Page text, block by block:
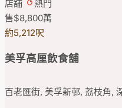
店舖
熱門
售$8,800萬
約5,212呎
美孚高厘飲食舖
百老匯街, 美孚新邨, 荔枝角,